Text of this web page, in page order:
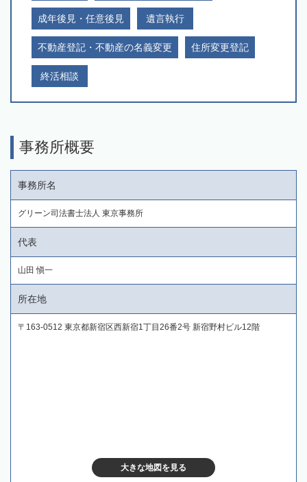
成年後見・任意後見 遺言執行
不動産登記・不動産の名義変更 住所変更登記
終活相談
事務所概要
事務所名
グリーン司法書士法人 東京事務所
代表
山田 愼一
所在地
〒163-0512 東京都新宿区西新宿1丁目26番2号 新宿野村ビル12階
大きな地図を見る